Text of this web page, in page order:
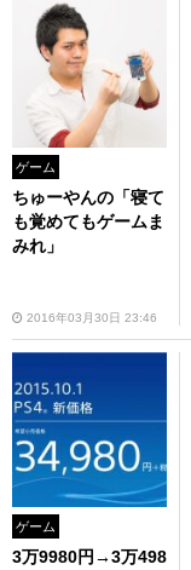
ゲーム
ちゅーやんの「寝て
も覚めてもゲームま
みれ」
2016年03月30日 23:46
ゲーム
3万9980円→3万498